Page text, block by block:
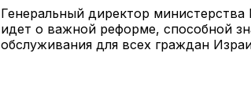
Генеральный директор
идет о важной реформе, способной
обслуживания для всех граждан